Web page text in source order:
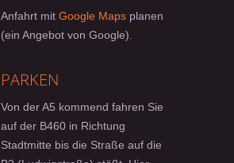
Anfahrt mit Google Maps planen
(ein Angebot von Google).
PARKEN
Von der A5 kommend fahren Sie
auf der B460 in Richtung
Stadtmitte bis die Straße auf die